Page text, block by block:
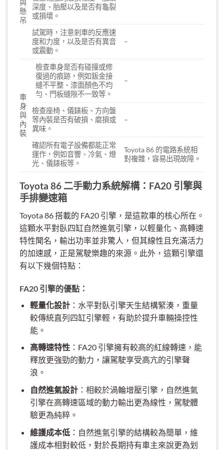
與
懸
吊
深度、胎壓以及是否有龜裂
或損壞。
試駕時，注意剎車的反應速
度和力度，以及是否有異音
或震動。
–
車
身
與
內
裝
檢查車身是否有碰撞或修
復過的痕跡，例如鈑金接
縫不平整、漆面顏色不均
勻、門板縫隙不一致等。
–
檢查座椅、儀錶板、方向盤
等內裝是否有破損、磨損或
異味。
–
確認所有電子設備都能正常
運作，例如音響、冷氣、燈
光、儀錶板等。
Toyota 86 的電路系統相
對複雜，容易出現故障。
Toyota 86 二手動力系統解構：FA20 引擎與
手排變速箱
Toyota 86 搭載的 FA20 引擎，是這款車的核心所在。
這顆水平對臥四缸自然進氣引擎，以輕量化、高轉速
特性聞名，輸出功率並非驚人，但其線性且充滿活力
的加速感，正是駕駛樂趣的來源。此外，這顆引擎還
有以下幾個特點：
FA20 引擎的優點：
輕量化設計：水平對臥引擎天生結構緊湊，重量
較傳統直列四缸引擎輕，有助於提升車輛操控性
能。
高轉速特性：FA20 引擎擁有較高的紅線轉速，能
釋放更強勁的動力，讓駕駛享受高亢的引擎聲
浪。
自然進氣設計：相較於渦輪增壓引擎，自然進氣
引擎在高轉速區域的動力輸出更為線性，駕駛體
驗更為純粹。
維護成本低：自然進氣引擎的結構較為簡單，維
護成本相對較低，對於長期持有車主來說更為划